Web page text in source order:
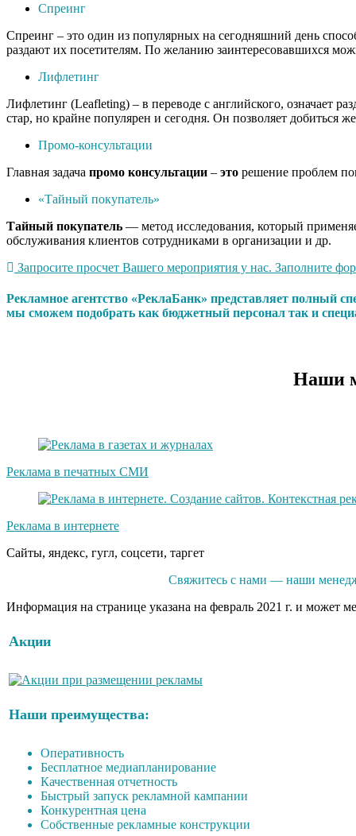
Спреинг
Спреинг – это один из популярных на сегодняшний день
раздают их посетителям. По желанию заинтересовавшихся
Лифлетинг
Лифлетинг (Leafleting) – в переводе с английского, означает
стар, но крайне популярен и сегодня. Он позволяет добиться
Промо-консультации
Главная задача промо консультации – это решение проблем
«Тайный покупатель»
Тайный покупатель — метод исследования, который
обслуживания клиентов сотрудниками в организации и др.
Запросите просчет Вашего мероприятия у нас. Заполните
Рекламное агентство «РеклаБанк» представляет
мы сможем подобрать как бюджетный персонал так и
Наши
Реклама в печатных СМИ
Реклама в интернете
Сайты, яндекс, гугл, соцсети, таргет
Свяжитесь с нами — наши
Информация на странице указана на февраль 2021 г. и может
Акции
Наши преимущества:
Оперативность
Бесплатное медиапланирование
Качественная отчетность
Быстрый запуск рекламной кампании
Конкурентная цена
Собственные рекламные конструкции